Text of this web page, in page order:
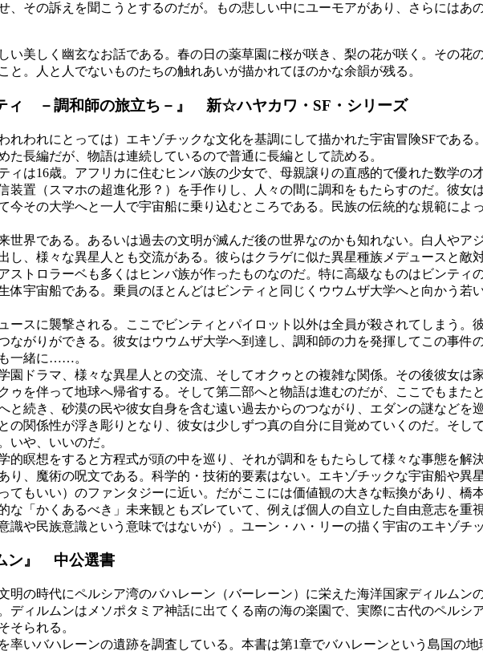
、その訴えを聞こうとするのだが。もの悲しい中にユーモアがあり、さらには
い美しく幽玄なお話である。春の日の薬草園に桜が咲き、梨の花が咲く。その
と。人と人でないものたちの触れあいが描かれてほのかな余韻が残る。
ィ －調和師の旅立ち－』 新☆ハヤカワ・SF・シリーズ
われにとっては）エキゾチックな文化を基調にして描かれた宇宙冒険SFである
た長編だが、物語は連続しているので普通に長編として読める。
は16歳。アフリカに住むヒンバ族の少女で、母親譲りの直感的で優れた数学の
装置（スマホの超進化形？）を手作りし、人々の間に調和をもたらすのだ。彼女
今その大学へと一人で宇宙船に乗り込むところである。民族の伝統的な規範に
界である。あるいは過去の文明が滅んだ後の世界なのかも知れない。白人やア
し、様々な異星人とも交流がある。彼らはクラゲに似た異星種族メデュースと
ストロラーベも多くはヒンバ族が作ったものなのだ。特に高級なものはビンティ
宇宙船である。乗員のほとんどはビンティと同じくウウムザ大学へと向かう若
スに襲撃される。ここでビンティとパイロット以外は全員が殺されてしまう。
ながりができる。彼女はウウムザ大学へ到達し、調和師の力を発揮してこの事件
一緒に……。
ドラマ、様々な異星人との交流、そしてオクゥとの複雑な関係。その後彼女は
ゥを伴って地球へ帰省する。そして第二部へと物語は進むのだが、ここでもまた
と続き、砂漠の民や彼女自身を含む遠い過去からのつながり、エダンの謎などを
の関係性が浮き彫りとなり、彼女は少しずつ真の自分に目覚めていくのだ。そし
いや、いいのだ。
瞑想をすると方程式が頭の中を巡り、それが調和をもたらして様々な事態を解
り、魔術の呪文である。科学的・技術的要素はない。エキゾチックな宇宙船や異
てもいい）のファンタジーに近い。だがここには価値観の大きな転換があり、
な「かくあるべき」未来観ともズレていて、例えば個人の自立した自由意志を
識や民族意識という意味ではないが）。ユーン・ハ・リーの描く宇宙のエキゾチ
ン』 中公選書
の時代にペルシア湾のバハレーン（バーレーン）に栄えた海洋国家ディルムン
ディルムンはメソポタミア神話に出てくる南の海の楽園で、実際に古代のペルシ
そられる。
いバハレーンの遺跡を調査している。本書は第1章でバハレーンという島国の